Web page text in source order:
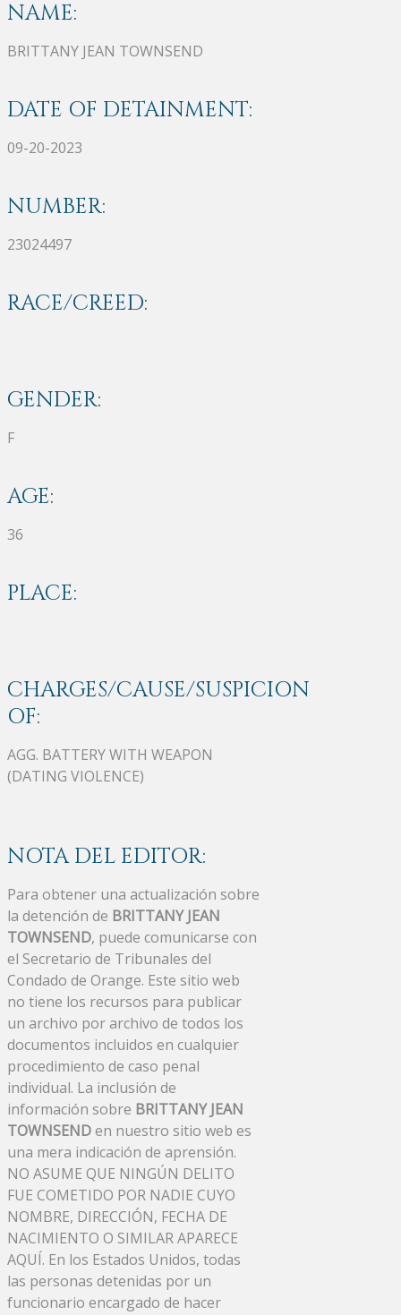
NAME:
BRITTANY JEAN TOWNSEND
DATE OF DETAINMENT:
09-20-2023
NUMBER:
23024497
RACE/CREED:
GENDER:
F
AGE:
36
PLACE:
CHARGES/CAUSE/SUSPICION
OF:
AGG. BATTERY WITH WEAPON
(DATING VIOLENCE)
NOTA DEL EDITOR:
Para obtener una actualización sobre
la detención de BRITTANY JEAN
TOWNSEND, puede comunicarse con
el Secretario de Tribunales del
Condado de Orange. Este sitio web
no tiene los recursos para publicar
un archivo por archivo de todos los
documentos incluidos en cualquier
procedimiento de caso penal
individual. La inclusión de
información sobre BRITTANY JEAN
TOWNSENDen nuestro sitio web es
una mera indicación de aprensión.
NO ASUME QUE NINGÚN DELITO
FUE COMETIDO POR NADIE CUYO
NOMBRE, DIRECCIÓN, FECHA DE
NACIMIENTO O SIMILAR APARECE
AQUÍ. En los Estados Unidos, todas
las personas detenidas por un
funcionario encargado de hacer